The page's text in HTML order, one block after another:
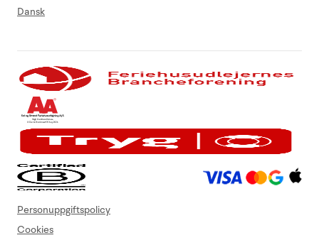
Dansk
Personuppgiftspolicy
Cookies